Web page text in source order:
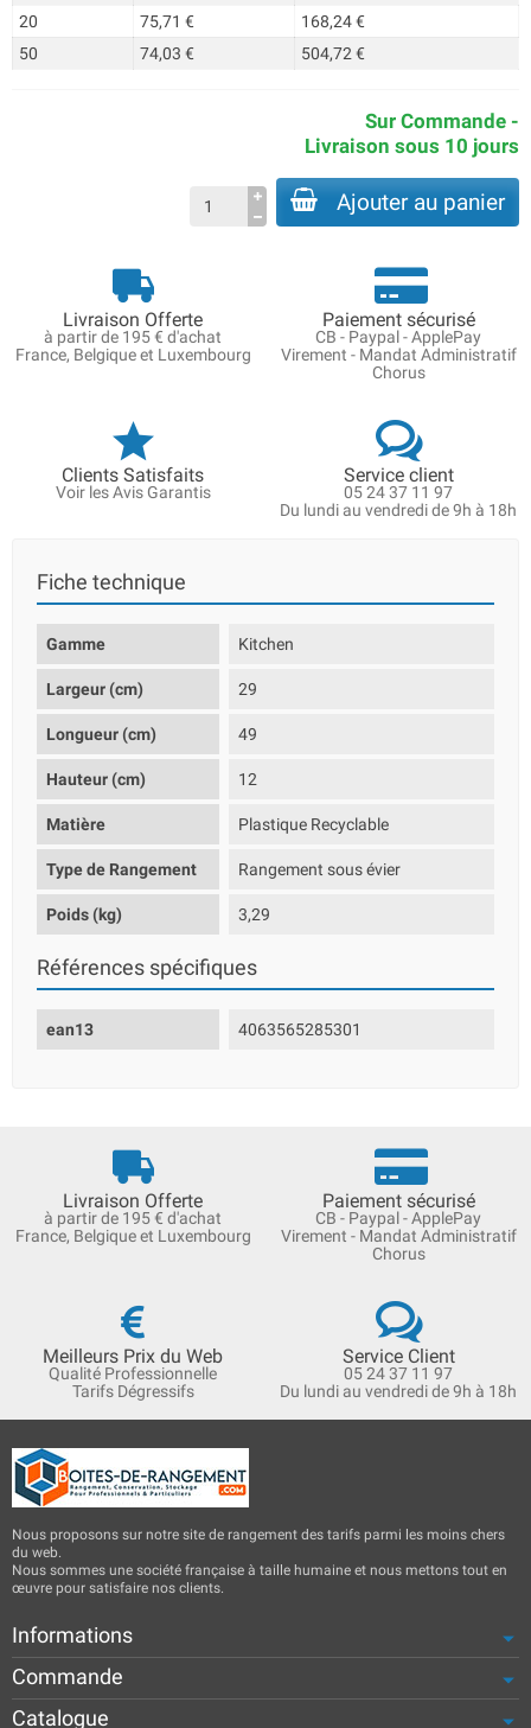
20
75,71 €
168,24 €
50
74,03 € 504,72 €
Sur Commande -
Livraison sous 10 jours
Ajouter au panier
Livraison Offerte
à partir de 195 € d'achat
France, Belgique et Luxembourg
Paiement sécurisé
CB - Paypal - ApplePay
Virement - Mandat Administratif
Chorus
Clients Satisfaits
Voir les Avis Garantis
Service client
05 24 37 11 97
Du lundi au vendredi de 9h à 18h
Fiche technique
Gamme Kitchen
Largeur (cm) 29
Longueur (cm) 49
Hauteur (cm) 12
Matière Plastique Recyclable
Type de Rangement Rangement sous évier
Poids (kg) 3,29
Références spécifiques
ean13 4063565285301
Livraison Offerte
à partir de 195 € d'achat
France, Belgique et Luxembourg
Paiement sécurisé
CB - Paypal - ApplePay
Virement - Mandat Administratif
Chorus
Meilleurs Prix du Web
Qualité Professionnelle
Tarifs Dégressifs
Service Client
05 24 37 11 97
Du lundi au vendredi de 9h à 18h
Nous proposons sur notre site de rangement des tarifs parmi les moins chers
du web.
Nous sommes une société française à taille humaine et nous mettons tout en
œuvre pour satisfaire nos clients.
Informations
Commande
Catalogue